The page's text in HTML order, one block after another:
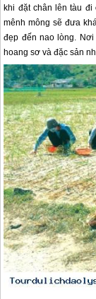
khi đặt chân lên tàu đi
mênh mông sẽ đưa
đẹp đến nao lòng.
hoang sơ và đặc sản